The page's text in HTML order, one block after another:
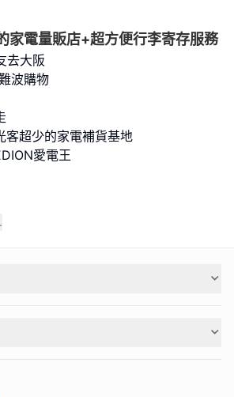
家電量販店+超方便行李寄存服務
去大阪
波購物
客超少的家電補貨基地
愛電王